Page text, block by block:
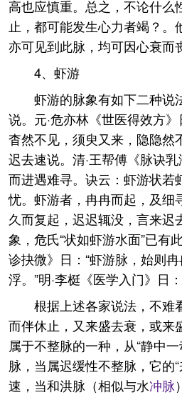
高也应慎重。总之，不论什么
止，都可能发生心力者竭？。
亦可见到此脉，均可因心衰而
4、虾游
虾游的脉象有如下二种说
说。元·危亦林《世医得效方》
杳然不见，须臾又来，隐隐然
迟去速说。清·王帮傅《脉诀乳
而进遇难寻。诀云：虾游状若
忧。虾游者，冉冉而起，及细
久而复起，迟迟辄没，言来迟
象，危氏“状如虾游水面”已有
诊抉微》日：“虾游脉，始则
浮。”明·李梃《医学入门》日
根据上述各家说法，不难
而伴休止，又来盛去衰，或来
属于不整脉的一种，从“静中
脉，当属迟缓性不整脉，它的
速，当和洪脉（相似与水冲脉